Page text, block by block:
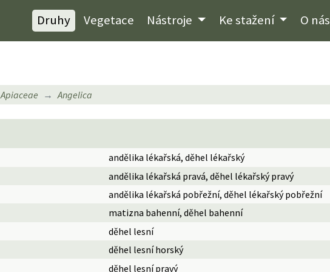
Druhy Vegetace Nástroje Ke stažení O nás
Apiaceae Angelica
andělika lékařská, děhel lékařský
andělika lékařská pravá, děhel lékařský pravý
andělika lékařská pobřežní, děhel lékařský pobřežní
matizna bahenní, děhel bahenní
děhel lesní
děhel lesní horský
děhel lesní pravý